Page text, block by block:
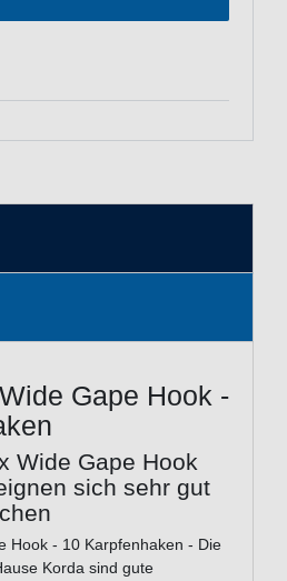
Gape Hook -
Wide Gape Hook
sich sehr gut
Hook - 10 Karpfenhaken - Die
Korda sind gute